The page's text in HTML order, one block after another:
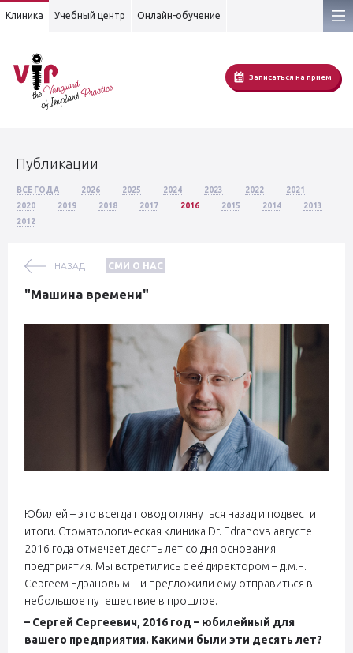
Клиника Учебный центр Онлайн-обучение
Записаться на прием
Публикации
ВСЕ ГОДА 2026 2025 2024 2023 2022
2021
2020
2019 2018 2017 2016 2015 2014
2013
2012
НАЗАД СМИ О НАС
"Машина времени"
Юбилей – это всегда повод оглянуться назад и подвести
итоги. Стоматологическая клиника Dr. Edranovв августе
2016 года отмечает десять лет со дня основания
предприятия. Мы встретились с её директором – д.м.н.
Сергеем Едрановым – и предложили ему отправиться в
небольшое путешествие в прошлое.
– Сергей Сергеевич, 2016 год – юбилейный для
вашего предприятия. Какими были эти десять лет?